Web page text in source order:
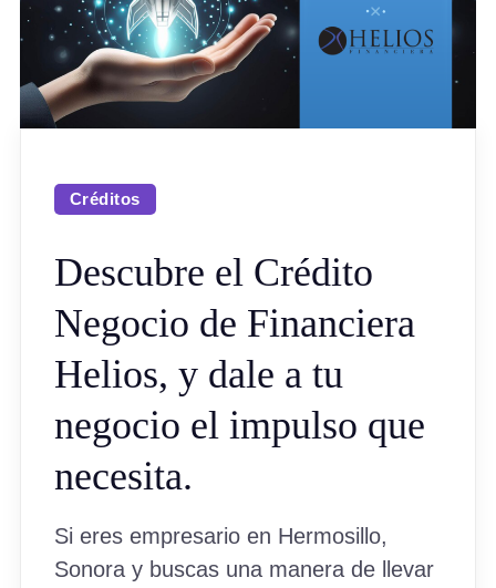
Créditos
Descubre el Crédito
Negocio de Financiera
Helios, y dale a tu
negocio el impulso que
necesita.
Si eres empresario en Hermosillo,
Sonora y buscas una manera de llevar